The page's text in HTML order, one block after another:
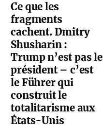
Ce que les
fragments
cachent. Dmitry
Shusharin :
Trump n’est pas le
président – c’est
le Führer qui
construit le
totalitarisme aux
États-Unis